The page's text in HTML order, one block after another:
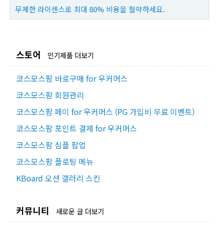
무제한 라이센스로 최대 80% 비용을 절약하세요.
스토어 인기제품 더보기
코스모스팜 바로구매 for 우커머스
코스모스팜 회원관리
코스모스팜 페이 for 우커머스 (PG 가입비 무료 이벤트)
코스모스팜 포인트 결제 for 우커머스
코스모스팜 심플 팝업
코스모스팜 플로팅 메뉴
KBoard 오션 갤러리 스킨
커뮤니티 새로운 글 더보기